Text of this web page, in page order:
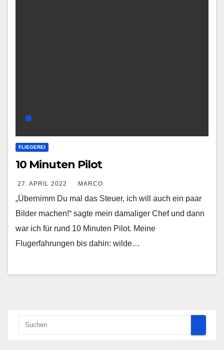
FLIEGEREI
10 Minuten Pilot
27. APRIL 2022 MARCO
„Übernimm Du mal das Steuer, ich will auch ein paar
Bilder machen!“ sagte mein damaliger Chef und dann
war ich für rund 10 Minuten Pilot. Meine
Flugerfahrungen bis dahin: wilde…